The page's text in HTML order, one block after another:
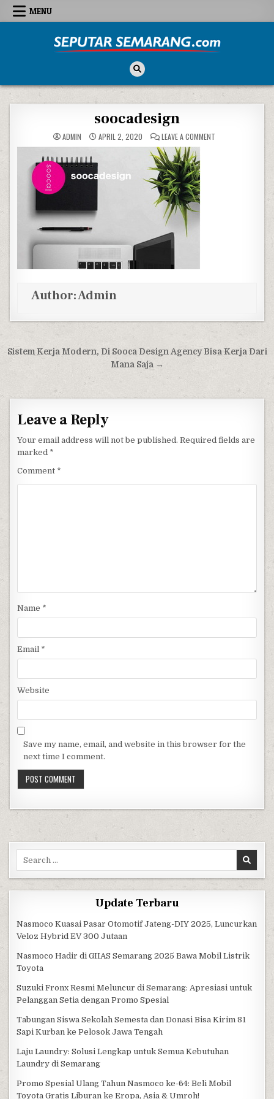
Skip to content
MENU
soocadesign
ADMIN APRIL 2, 2020 LEAVE A COMMENTON SOOCADESIGN
Author:Admin
Post navigation
Sistem Kerja Modern, Di Sooca Design Agency Bisa Kerja Dari
Mana Saja →
Leave a Reply
Your email address will not be published. Required fields are
marked *
Comment *
Name *
Email *
Website
Save my name, email, and website in this browser for the
next time I comment.
Update Terbaru
Nasmoco Kuasai Pasar Otomotif Jateng-DIY 2025, Luncurkan
Veloz Hybrid EV 300 Jutaan
Nasmoco Hadir di GIIAS Semarang 2025 Bawa Mobil Listrik
Toyota
Suzuki Fronx Resmi Meluncur di Semarang: Apresiasi untuk
Pelanggan Setia dengan Promo Spesial
Tabungan Siswa Sekolah Semesta dan Donasi Bisa Kirim 81
Sapi Kurban ke Pelosok Jawa Tengah
Laju Laundry: Solusi Lengkap untuk Semua Kebutuhan
Laundry di Semarang
Promo Spesial Ulang Tahun Nasmoco ke-64: Beli Mobil
Toyota Gratis Liburan ke Eropa, Asia & Umroh!